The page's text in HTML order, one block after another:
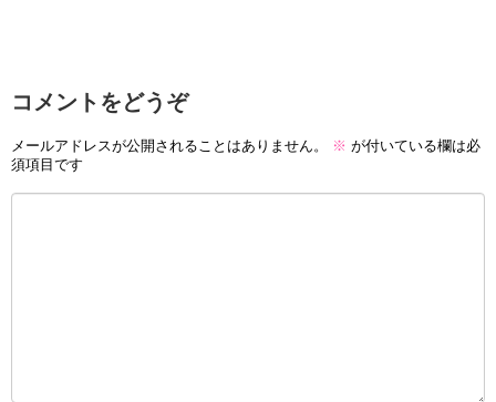
コメントをどうぞ
メールアドレスが公開されることはありません。 ※ が付いている欄は必
須項目です